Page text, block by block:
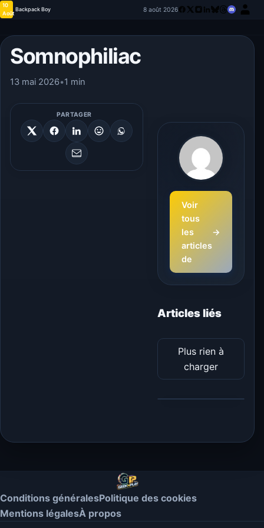
10
Août
Backpack Boy 8 août 2026
Somnophiliac
13 mai 2026•1 min
PARTAGER
Voir
tous
les
articles
de
→
Articles liés
Plus rien à
charger
Conditions généralesPolitique des cookies
Mentions légalesÀ propos